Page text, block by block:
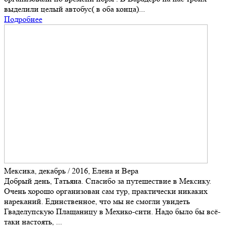
выделили целый автобус( в оба конца)...
Подробнее
Мексика, декабрь / 2016, Елена и Вера
Добрый день, Татьяна. Спасибо за путешествие в Мексику.
Очень хорошо организован сам тур, практически никаких
нареканий. Единственное, что мы не смогли увидеть
Гваделупскую Плащаницу в Мехико-сити. Надо было бы всё-
таки настоять, ...